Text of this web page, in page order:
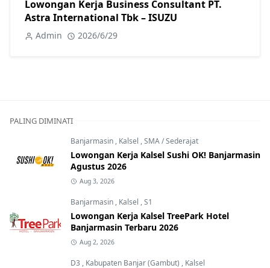
Lowongan Kerja Business Consultant PT.
Astra International Tbk – ISUZU
Admin 2026/6/29
PALING DIMINATI
Banjarmasin, Kalsel ,SMA / Sederajat
Lowongan Kerja Kalsel Sushi OK! Banjarmasin
Agustus 2026
Aug 3, 2026
Banjarmasin, Kalsel ,S1
Lowongan Kerja Kalsel TreePark Hotel
Banjarmasin Terbaru 2026
Aug 2, 2026
D3 , Kabupaten Banjar (Gambut) , Kalsel